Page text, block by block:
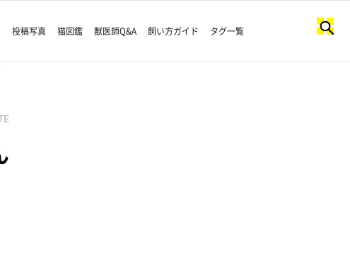
投稿写真 猫図鑑 獣医師Q&A 飼い方ガイド タグ一覧